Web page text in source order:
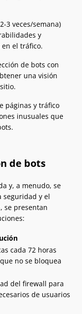
3 veces/semana)
y
el tráfico.
de bots con
una visión
páginas y tráfico
inusuales que
de bots
y, a menudo, se
seguridad y el
se presentan
cada 72 horas
no se bloquea
del firewall para
de usuarios